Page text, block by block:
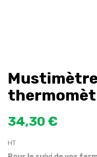
34,30 €
HT